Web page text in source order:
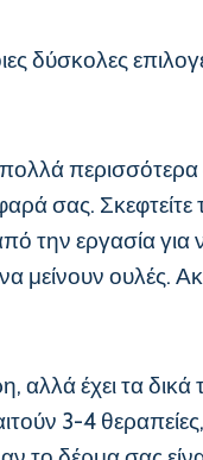
δύσκολες
περισσότερα
σας. Σκεφτείτε
την εργασία
μείνουν ουλές.
αλλά έχει τα
3-4